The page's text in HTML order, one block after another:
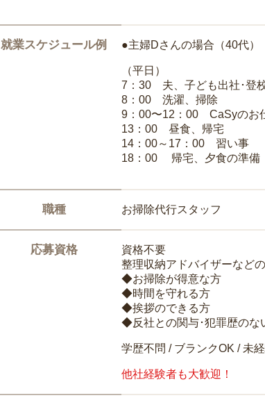
就業スケジュール例 ●主婦Dさんの場合（40代）
（平日）
7：30 夫、子ども出社･登
8：00 洗濯、掃除
9：00〜12：00 CaSyのお
13：00 昼食、帰宅
14：00～17：00 習い事
18：00 帰宅、夕食の準備
職種 お掃除代行スタッフ
応募資格
資格不要
整理収納アドバイザーなど
◆お掃除が得意な方
◆時間を守れる方
◆挨拶のできる方
◆反社との関与･犯罪歴のな
学歴不問 / ブランクOK / 未
他社経験者も大歓迎！